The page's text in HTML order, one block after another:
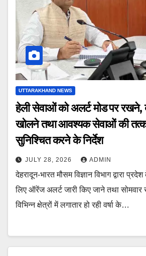
UTTARAKHAND NEWS
हेली सेवाओं को अलर्ट मोड पर
खोलने तथा आवश्यक सेवाओं की
सुनिश्चित करने के निर्देश
JULY 28, 2026 ADMIN
देहरादून-भारत मौसम विज्ञान विभाग द्वारा
लिए ऑरेंज अलर्ट जारी किए जाने तथा सोमवार
विभिन्न क्षेत्रों में लगातार हो रही वर्षा के…